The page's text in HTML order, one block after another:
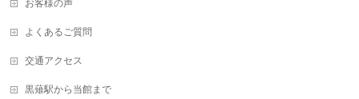
お客様の声
よくあるご質問
交通アクセス
黒薙駅から当館まで